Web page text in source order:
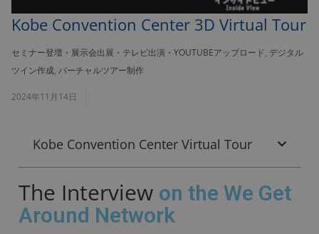
Kobe Convention Center 3D Virtual Tour
セミナー登壇・展示会出展・テレビ出演・YOUTUBEアップロード, デジタル
ツイン作成, バーチャルツアー制作
2024年11月14日
Kobe Convention Center Virtual Tour
The Interview on the We Get
Around Network